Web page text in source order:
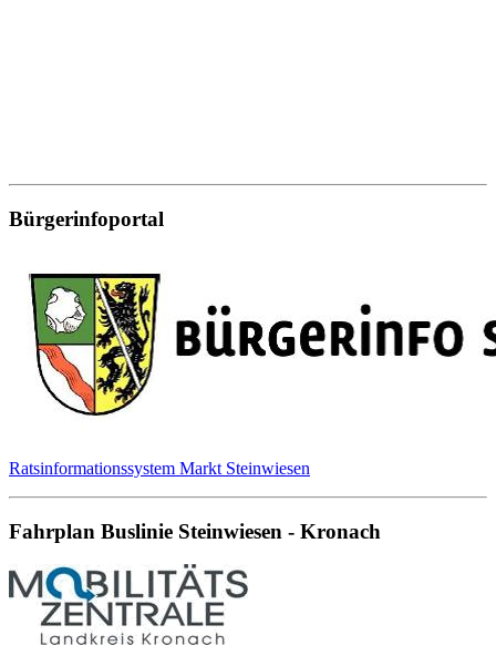
Bürgerinfoportal
Ratsinformationssystem Markt Steinwiesen
Fahrplan Buslinie Steinwiesen - Kronach